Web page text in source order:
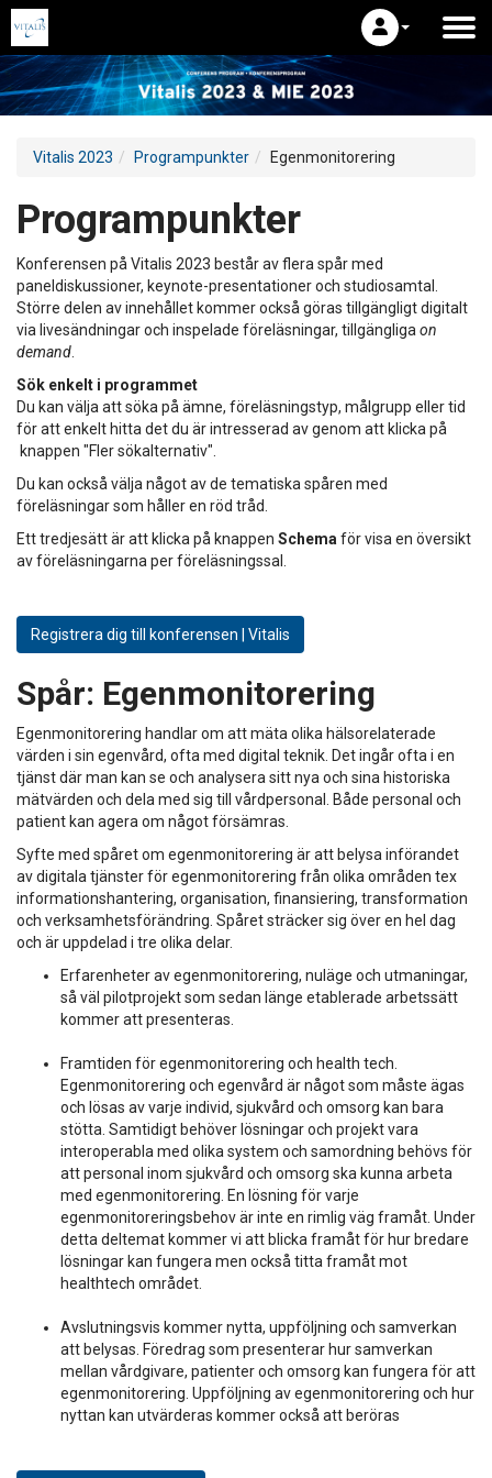
Vitalis 2023 Programpunkter Egenmonitorering
Programpunkter
Konferensen på Vitalis 2023 består av flera spår med
paneldiskussioner, keynote-presentationer och studiosamtal.
Större delen av innehållet kommer också göras tillgängligt digitalt
via livesändningar och inspelade föreläsningar, tillgängliga on
demand
Sök enkelt i programmet
Du kan välja att söka på ämne, föreläsningstyp, målgrupp eller tid
för att enkelt hitta det du är intresserad av genom att klicka på
knappen "Fler sökalternativ".
Du kan också välja något av de tematiska spåren med
föreläsningar som håller en röd tråd.
Ett tredjesätt är att klicka på knappen Schema för visa en översikt
av föreläsningarna per föreläsningssal.
Registrera dig till konferensen | Vitalis
Spår: Egenmonitorering
Egenmonitorering handlar om att mäta olika hälsorelaterade
värden i sin egenvård, ofta med digital teknik. Det ingår ofta i en
tjänst där man kan se och analysera sitt nya och sina historiska
mätvärden och dela med sig till vårdpersonal. Både personal och
patient kan agera om något försämras.
Syfte med spåret om egenmonitorering är att belysa införandet
av digitala tjänster för egenmonitorering från olika områden tex
informationshantering, organisation, finansiering, transformation
och verksamhetsförändring. Spåret sträcker sig över en hel dag
och är uppdelad i tre olika delar.
Erfarenheter av egenmonitorering, nuläge och utmaningar,
så väl pilotprojekt som sedan länge etablerade arbetssätt
kommer att presenteras.
Framtiden för egenmonitorering och health tech.
Egenmonitorering och egenvård är något som måste ägas
och lösas av varje individ, sjukvård och omsorg kan bara
stötta. Samtidigt behöver lösningar och projekt vara
interoperabla med olika system och samordning behövs för
att personal inom sjukvård och omsorg ska kunna arbeta
med egenmonitorering. En lösning för varje
egenmonitoreringsbehov är inte en rimlig väg framåt. Under
detta deltemat kommer vi att blicka framåt för hur bredare
lösningar kan fungera men också titta framåt mot
healthtech området.
Avslutningsvis kommer nytta, uppföljning och samverkan
att belysas. Föredrag som presenterar hur samverkan
mellan vårdgivare, patienter och omsorg kan fungera för att
egenmonitorering. Uppföljning av egenmonitorering och hur
nyttan kan utvärderas kommer också att beröras